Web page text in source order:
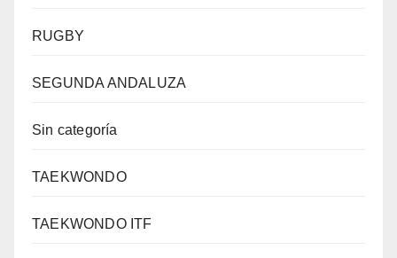
RUGBY
SEGUNDA ANDALUZA
Sin categoría
TAEKWONDO
TAEKWONDO ITF